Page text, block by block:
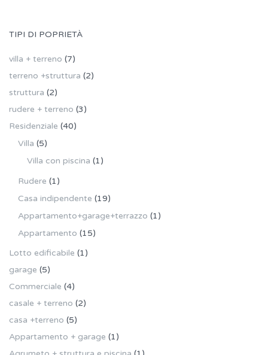
TIPI DI POPRIETÀ
villa + terreno (7)
terreno +struttura (2)
struttura (2)
rudere + terreno (3)
Residenziale (40)
Villa (5)
Villa con piscina (1)
Rudere (1)
Casa indipendente (19)
Appartamento+garage+terrazzo (1)
Appartamento (15)
Lotto edificabile (1)
garage (5)
Commerciale (4)
casale + terreno (2)
casa +terreno (5)
Appartamento + garage (1)